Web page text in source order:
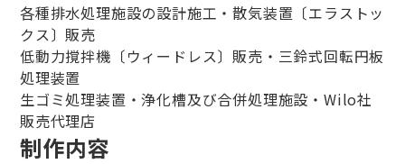
各種排水処理施設の設計施工・散気装置〔エラストッ
クス〕販売
低動力撹拌機〔ウィードレス〕販売・三鈴式回転円板
処理装置
生ゴミ処理装置・浄化槽及び合併処理施設・Wilo社
販売代理店
制作内容